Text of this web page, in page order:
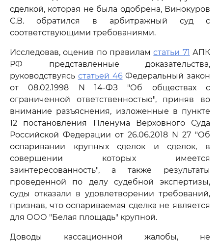
сделкой, которая не была одобрена, Винокуров
С.В. обратился в арбитражный суд с
соответствующими требованиями.
Исследовав, оценив по правиламстатьи 71 АПК
РФ представленные доказательства,
руководствуясь статьей 46Федеральный закон
от 08.02.1998 N 14-ФЗ "Об обществах с
ограниченной ответственностью", приняв во
внимание разъяснения, изложенные в пункте
12 постановления Пленума Верховного Суда
Российской Федерации от 26.06.2018 N 27 "Об
оспаривании крупных сделок и сделок, в
совершении которых имеется
заинтересованность", а также результаты
проведенной по делу судебной экспертизы,
суды отказали в удовлетворении требований,
признав, что оспариваемая сделка не является
для ООО "Белая площадь" крупной.
Доводы кассационной жалобы, не